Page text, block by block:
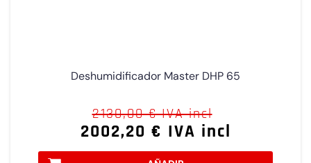
Deshumidificador Master DHP 65
2130,00 € IVA incl
2002,20 € IVA incl